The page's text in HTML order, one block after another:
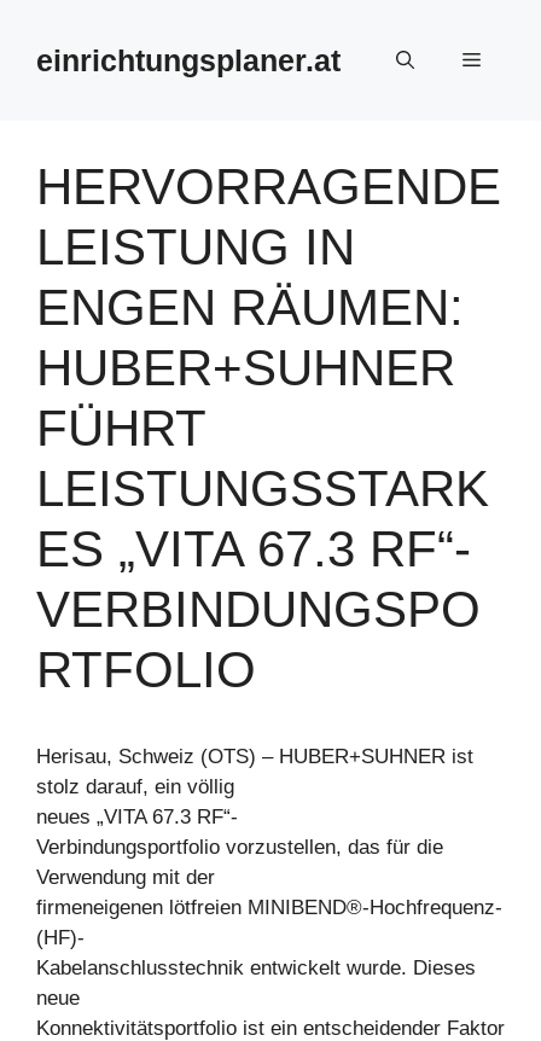
springeneinrichtungsplaner.at Menü
HERVORRAGENDE
LEISTUNG IN
ENGEN RÄUMEN:
HUBER+SUHNER
FÜHRT
LEISTUNGSSTARK
ES „VITA 67.3 RF“-
VERBINDUNGSPO
RTFOLIO
Herisau, Schweiz (OTS) – HUBER+SUHNER ist
stolz darauf, ein völlig
neues „VITA 67.3 RF“-
Verbindungsportfolio vorzustellen, das für die
Verwendung mit der
firmeneigenen lötfreien MINIBEND®-Hochfrequenz-
(HF)-
Kabelanschlusstechnik entwickelt wurde. Dieses
neue
Konnektivitätsportfolio ist ein entscheidender Faktor